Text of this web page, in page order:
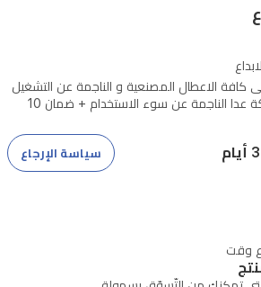
كافة الاعطال المصنعية و الناجمة عن التشغيل
على جميع مواد الشركة عدا الناجمة عن سوء الاستخدام + ضمان 10
سياسة الإرجاع
وقت